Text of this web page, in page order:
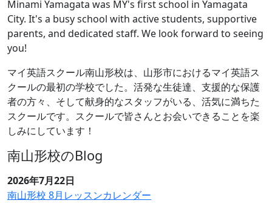
Minami Yamagata was MY's first school in Yamagata
City. It's a busy school with active students, supportive
parents, and dedicated staff. We look forward to seeing
you!
マイ英語スクール南山形校は、山形市におけるマイ英語ス
クールの最初の学校でした。活発な生徒達、支援的な保護
者の方々、そして献身的なスタッフがいる、活気に満ちた
スクールです。スクールで皆さんとお会いできることを楽
しみにしています！
南山形校のBlog
2026年7月22日
南山形校 8月レッスンカレンダー